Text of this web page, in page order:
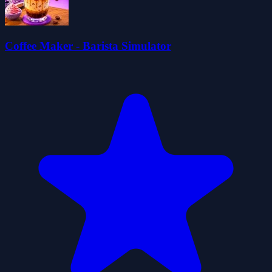
Coffee Maker - Barista Simulator